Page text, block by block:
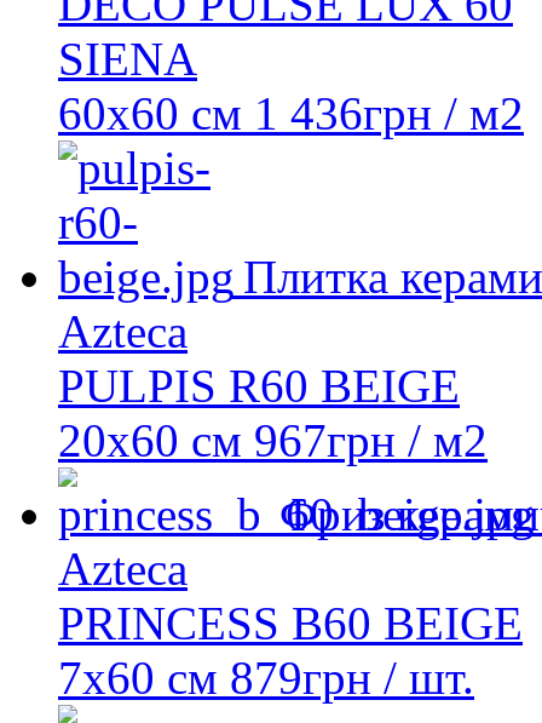
SIENA
60x60 см 1 436грн / м2
Плитка
Azteca
PULPIS R60 BEIGE
20х60 см 967грн / м2
Фриз
Azteca
PRINCESS B60 BEIGE
7x60 см 879грн / шт.